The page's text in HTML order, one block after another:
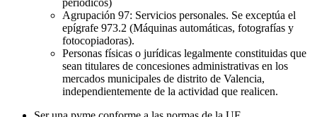
Agrupación 97: Servicios personales. Se exceptúa el
epígrafe 973.2 (Máquinas automáticas, fotografías y
fotocopiadoras).
Personas físicas o jurídicas legalmente constituidas que
sean titulares de concesiones administrativas en los
mercados municipales de distrito de Valencia,
independientemente de la actividad que realicen.